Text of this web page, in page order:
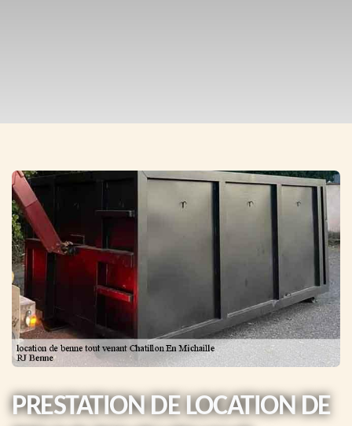
PRESTATION DE LOCATION DE